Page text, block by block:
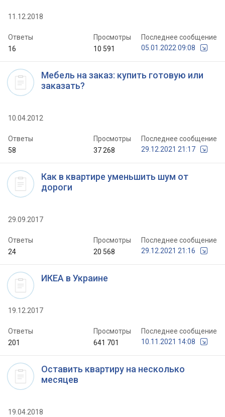
11.12.2018
Ответы
16
Просмотры
10 591
Последнее сообщение
05.01.2022 09:08
Мебель на заказ: купить готовую или
заказать?
10.04.2012
Ответы
58
Просмотры
37 268
Последнее сообщение
29.12.2021 21:17
Как в квартире уменьшить шум от
дороги
29.09.2017
Ответы
24
Просмотры
20 568
Последнее сообщение
29.12.2021 21:16
ИКЕА в Украине
19.12.2017
Ответы
201
Просмотры
641 701
Последнее сообщение
10.11.2021 14:08
Оставить квартиру на несколько
месяцев
19.04.2018